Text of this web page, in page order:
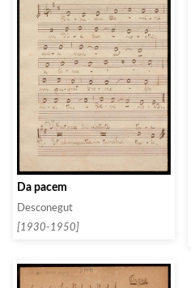
Da pacem
Desconegut
[1930-1950]